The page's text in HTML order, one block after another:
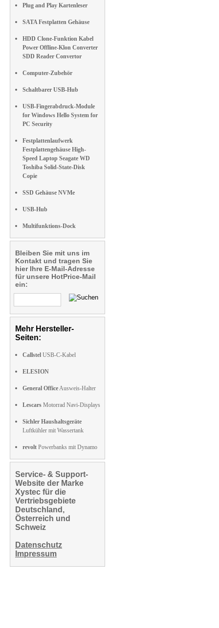
Plug and Play Kartenleser
SATA Festplatten Gehäuse
HDD Clone-Funktion Kabel
Power Offline-Klon Converter
SDD Reader Convertor
Computer-Zubehör
Schaltbarer USB-Hub
USB-Fingerabdruck-Module
for Windows Hello System for
PC Security
Festplattenlaufwerk
Festplattengehäuse High-
Speed Laptop Seagate WD
Toshiba Solid-State-Disk
Copie
SSD Gehäuse NVMe
USB-Hub
Multifunktions-Dock
Bleiben Sie mit uns im
Kontakt und tragen Sie
hier Ihre E-Mail-Adresse
für unsere HotPrice-Mail
ein:
Mehr Hersteller-
Seiten:
Callstel USB-C-Kabel
ELESION
General OfficeAusweis-Halter
Lescars Motorrad Navi-Displays
Sichler Haushaltsgeräte
Luftkühler mit Wassertank
revolt Powerbanks mit Dynamo
Service- & Support-
Website der Marke
Xystec für die
Vertriebsgebiete
Deutschland,
Österreich und
Schweiz
Datenschutz
Impressum